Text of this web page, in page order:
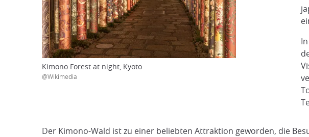
Kimono Forest at night, Kyoto
@Wikimedia
Der Kimono-Wald ist zu einer beliebten Attraktion geworden, die